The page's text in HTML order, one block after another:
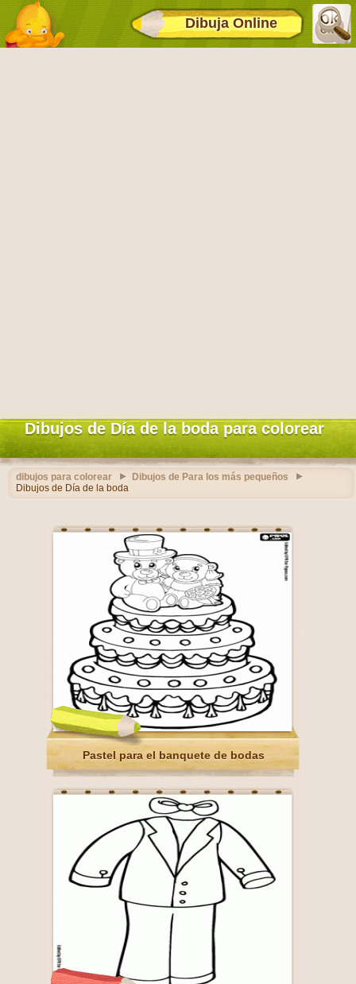
Dibuja Online
Dibujos de Día de la boda para colorear
dibujos para colorear
Dibujos de Para los más pequeños
Dibujos de Día de la boda
Pastel para el banquete de bodas